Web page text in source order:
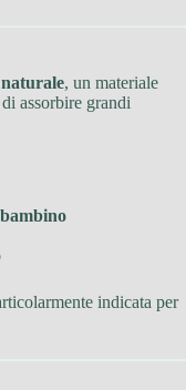
, un materiale
assorbire grandi
indicata per